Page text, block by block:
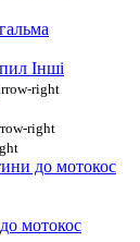
Інші
до мотокос
мотокос